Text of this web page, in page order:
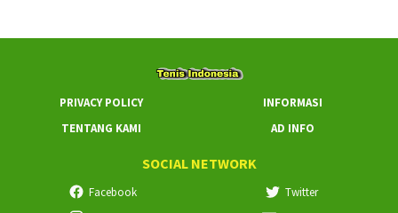
PRIVACY POLICY
INFORMASI
TENTANG KAMI
AD INFO
SOCIAL NETWORK
Facebook
Twitter